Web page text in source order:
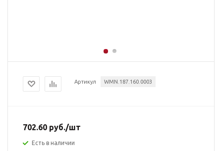
Артикул WMN.187.160.0003
702.60 руб./шт
Есть в наличии